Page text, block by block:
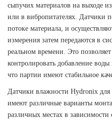
сыпучих материалов на выходе
или в вибропитателях. Датчики
потоке материала, и
измерения затем передаются в
реальном времени. Это
контролировать добавление
что партии имеют стабильное
Датчики влажности Hydronix для
имеют различные варианты
различных местах в